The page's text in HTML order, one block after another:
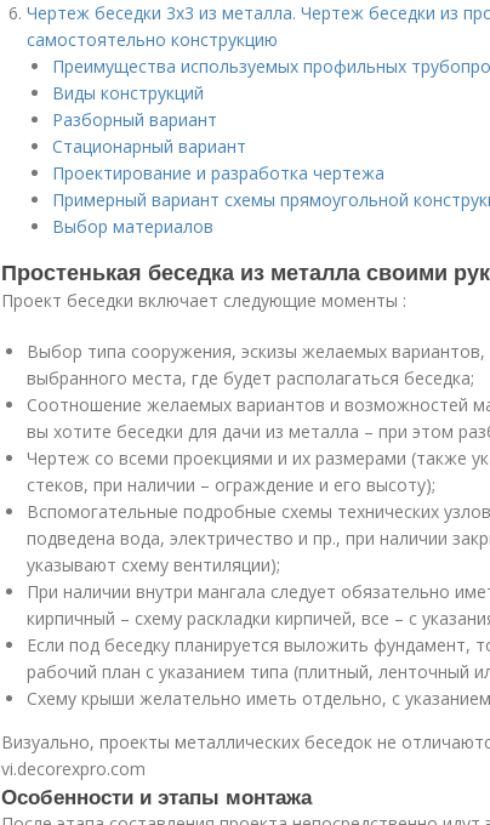
Чертеж беседки 3х3 из металла. Чертеж беседки из
самостоятельно конструкцию
Преимущества используемых профильных
Виды конструкций
Разборный вариант
Стационарный вариант
Проектирование и разработка чертежа
Примерный вариант схемы прямоугольной
Выбор материалов
Простенькая беседка из металла своими
Проект беседки включает следующие моменты :
Выбор типа сооружения, эскизы желаемых вариантов,
выбранного места, где будет располагаться беседка;
Соотношение желаемых вариантов и возможностей
вы хотите беседки для дачи из металла – при этом
Чертеж со всеми проекциями и их размерами (также
стеков, при наличии – ограждение и его высоту);
Вспомогательные подробные схемы технических
подведена вода, электричество и пр., при наличии
указывают схему вентиляции);
При наличии внутри мангала следует обязательно
кирпичный – схему раскладки кирпичей, все – с
Если под беседку планируется выложить фундамент,
рабочий план с указанием типа (плитный, ленточный
Схему крыши желательно иметь отдельно, с
Визуально, проекты металлических беседок не
vi.decorexpro.com
Особенности и этапы монтажа